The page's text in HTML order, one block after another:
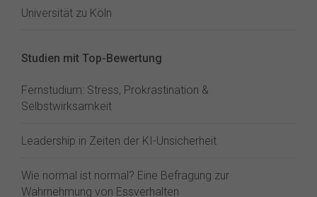
Universität zu Köln
Studien mit Top-Bewertung
Fernstudium: Stress, Prokrastination &
Selbstwirksamkeit
Leadership in Zeiten der KI-Unsicherheit
Wie normal ist normal? Eine Befragung zur
Wahrnehmung von Essverhalten